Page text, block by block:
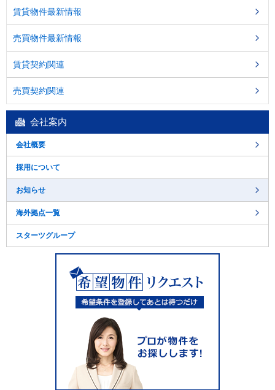
賃貸物件最新情報
売買物件最新情報
賃貸契約関連
売買契約関連
会社案内
会社概要
採用について
お知らせ
海外拠点一覧
スターツグループ